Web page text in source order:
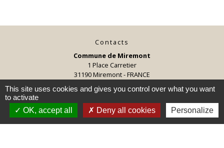
Contacts
Commune de Miremont
1 Place Carretier
31190 Miremont - FRANCE
This site uses cookies and gives you control over what you want
to activate
OK, accept all
Deny all cookies Personalize